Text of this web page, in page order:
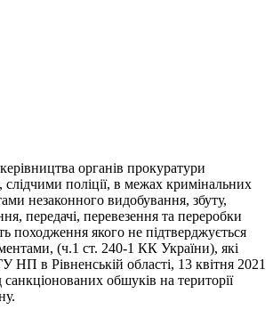
органів прокуратури
слідчими поліції, в межах кримінальних
незаконного видобування, збуту,
передачі, перевезення та переробки
походження якого не підтверджується
(ч.1 ст. 240-1 КК України), які
НП в Рівненській області, 13 квітня 2021
обшуків на території